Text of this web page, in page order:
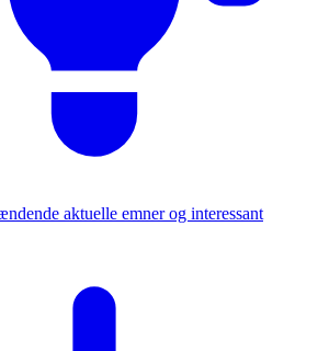
aktuelle emner og interessant